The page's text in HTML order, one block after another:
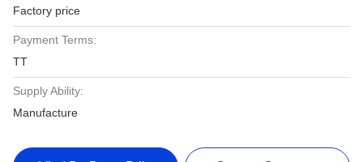
Factory price
Payment Terms:
TT
Supply Ability:
Manufacture